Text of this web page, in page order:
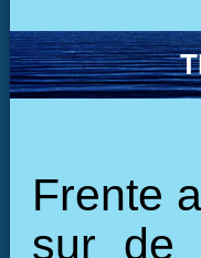
Frente
sur de